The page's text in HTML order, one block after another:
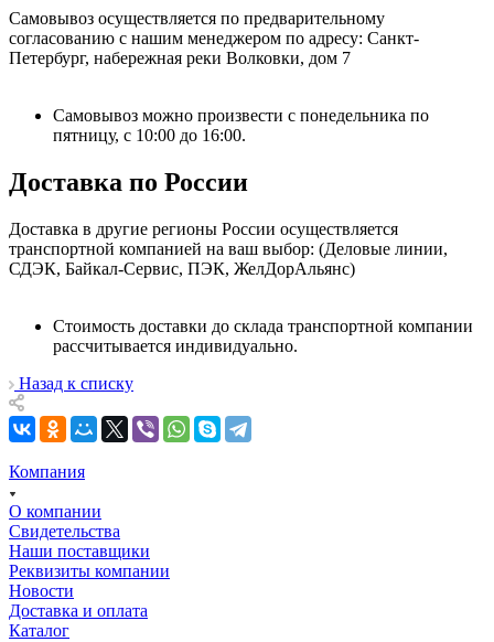
Самовывоз осуществляется по предварительному
согласованию с нашим менеджером по адресу: Санкт-
Петербург, набережная реки Волковки, дом 7
Самовывоз можно произвести с понедельника по
пятницу, с 10:00 до 16:00.
Доставка по России
Доставка в другие регионы России осуществляется
транспортной компанией на ваш выбор: (Деловые линии,
СДЭК, Байкал-Сервис, ПЭК, ЖелДорАльянс)
Стоимость доставки до склада транспортной компании
рассчитывается индивидуально.
Назад к списку
Компания
О компании
Свидетельства
Наши поставщики
Реквизиты компании
Новости
Доставка и оплата
Каталог